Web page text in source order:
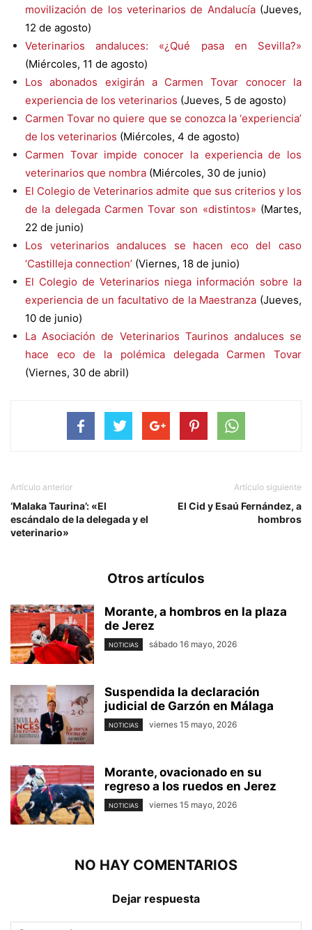
movilización de los veterinarios de Andalucía(Jueves,
12 de agosto)
Veterinarios andaluces: «¿Qué pasa en Sevilla?»
(Miércoles, 11 de agosto)
Los abonados exigirán a Carmen Tovar conocer la
experiencia de los veterinarios (Jueves, 5 de agosto)
Carmen Tovar no quiere que se conozca la ‘experiencia’
de los veterinarios (Miércoles, 4 de agosto)
Carmen Tovar impide conocer la experiencia de los
veterinarios que nombra (Miércoles, 30 de junio)
El Colegio de Veterinarios admite que sus criterios y los
de la delegada Carmen Tovar son «distintos» (Martes,
22 de junio)
Los veterinarios andaluces se hacen eco del caso
‘Castilleja connection’ (Viernes, 18 de junio)
El Colegio de Veterinarios niega información sobre la
experiencia de un facultativo de la Maestranza (Jueves,
10 de junio)
La Asociación de Veterinarios Taurinos andaluces se
hace eco de la polémica delegada Carmen Tovar
(Viernes, 30 de abril)
Artículo anterior
‘Malaka Taurina’: «El
escándalo de la delegada y el
veterinario»
Artículo siguiente
El Cid y Esaú Fernández, a
hombros
Otros artículos
Morante, a hombros en la plaza
de Jerez
NOTICIAS sábado 16 mayo, 2026
Suspendida la declaración
judicial de Garzón en Málaga
NOTICIAS viernes 15 mayo, 2026
Morante, ovacionado en su
regreso a los ruedos en Jerez
NOTICIAS viernes 15 mayo, 2026
NO HAY COMENTARIOS
Dejar respuesta